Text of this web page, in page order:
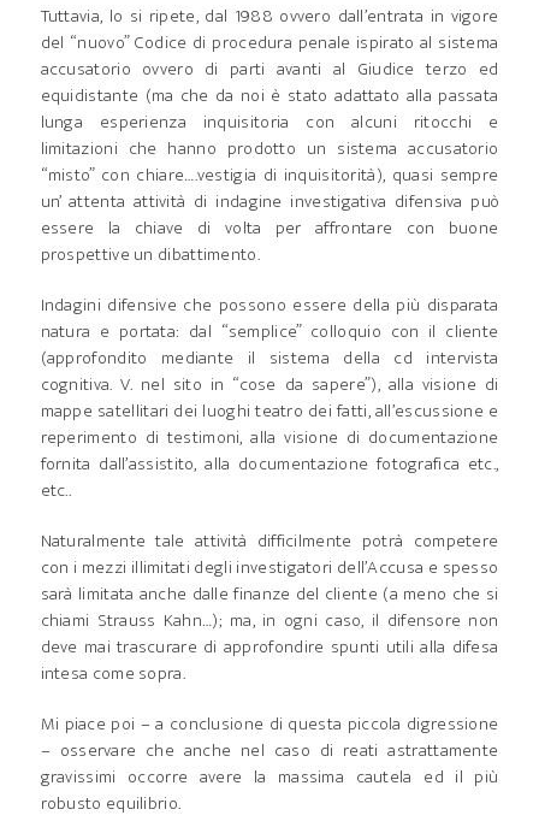
Tuttavia, lo si ripete, dal 1988 ovvero dall’entrata in vigore
del “nuovo” Codice di procedura penale ispirato al sistema
accusatorio ovvero di parti avanti al Giudice terzo ed
equidistante (ma che da noi è stato adattato alla passata
lunga esperienza inquisitoria con alcuni ritocchi e
limitazioni che hanno prodotto un sistema accusatorio
“misto” con chiare….vestigia di inquisitorità), quasi sempre
un’ attenta attività di indagine investigativa difensiva può
essere la chiave di volta per affrontare con buone
prospettive un dibattimento.
Indagini difensive che possono essere della più disparata
natura e portata: dal “semplice” colloquio con il cliente
(approfondito mediante il sistema della cd intervista
cognitiva. V. nel sito in “cose da sapere”), alla visione di
mappe satellitari dei luoghi teatro dei fatti, all’escussione e
reperimento di testimoni, alla visione di documentazione
fornita dall’assistito, alla documentazione fotografica etc.,
etc..
Naturalmente tale attività difficilmente potrà competere
con i mezzi illimitati degli investigatori dell’Accusa e spesso
sarà limitata anche dalle finanze del cliente (a meno che si
chiami Strauss Kahn…); ma, in ogni caso, il difensore non
deve mai trascurare di approfondire spunti utili alla difesa
intesa come sopra.
Mi piace poi – a conclusione di questa piccola digressione
– osservare che anche nel caso di reati astrattamente
gravissimi occorre avere la massima cautela ed il più
robusto equilibrio.